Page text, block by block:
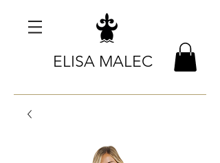
ELISA MALEC